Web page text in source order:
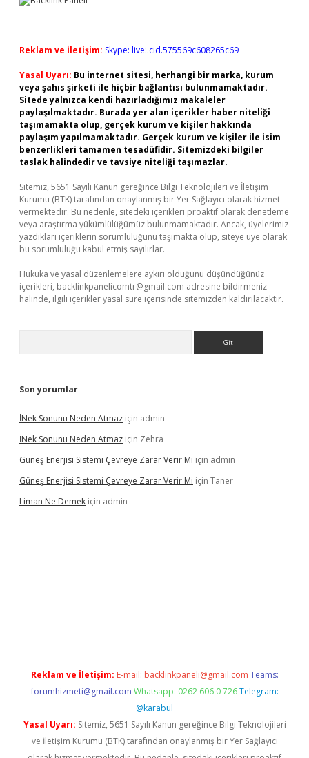
Reklam ve İletişim: Skype: live:.cid.575569c608265c69
Yasal Uyarı: Bu internet sitesi, herhangi bir marka, kurum
veya şahıs şirketi ile hiçbir bağlantısı bulunmamaktadır.
Sitede yalnızca kendi hazırladığımız makaleler
paylaşılmaktadır. Burada yer alan içerikler haber niteliği
taşımamakta olup, gerçek kurum ve kişiler hakkında
paylaşım yapılmamaktadır. Gerçek kurum ve kişiler ile isim
benzerlikleri tamamen tesadüfidir. Sitemizdeki bilgiler
taslak halindedir ve tavsiye niteliği taşımazlar.
Sitemiz, 5651 Sayılı Kanun gereğince Bilgi Teknolojileri ve İletişim
Kurumu (BTK) tarafından onaylanmış bir Yer Sağlayıcı olarak hizmet
vermektedir. Bu nedenle, sitedeki içerikleri proaktif olarak denetleme
veya araştırma yükümlülüğümüz bulunmamaktadır. Ancak, üyelerimiz
yazdıkları içeriklerin sorumluluğunu taşımakta olup, siteye üye olarak
bu sorumluluğu kabul etmiş sayılırlar.
Hukuka ve yasal düzenlemelere aykırı olduğunu düşündüğünüz
içerikleri, backlinkpanelicomtr@gmail.com adresine bildirmeniz
halinde, ilgili içerikler yasal süre içerisinde sitemizden kaldırılacaktır.
Son yorumlar
İNek Sonunu Neden Atmaz için admin
İNek Sonunu Neden Atmaz için Zehra
Güneş Enerjisi Sistemi Çevreye Zarar Verir Mi için admin
Güneş Enerjisi Sistemi Çevreye Zarar Verir Mi için Taner
Liman Ne Demek için admin
Reklam ve İletişim: E-mail: backlinkpaneli@gmail.com Teams:
forumhizmeti@gmail.com Whatsapp: 0262 606 0 726 Telegram:
@karabul
Yasal Uyarı: Sitemiz, 5651 Sayılı Kanun gereğince Bilgi Teknolojileri
ve İletişim Kurumu (BTK) tarafından onaylanmış bir Yer Sağlayıcı